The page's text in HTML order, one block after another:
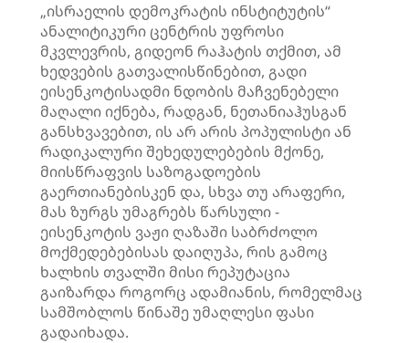
„ისრაელის დემოკრატის ინსტიტუტის“
ანალიტიკური ცენტრის უფროსი
მკვლევრის, გიდეონ რაჰატის თქმით, ამ
ხედვების გათვალისწინებით, გადი
ეისენკოტისადმი ნდობის მაჩვენებელი
მაღალი იქნება, რადგან, ნეთანიაჰუსგან
განსხვავებით, ის არ არის პოპულისტი ან
რადიკალური შეხედულებების მქონე,
მიისწრაფვის საზოგადოების
გაერთიანებისკენ და, სხვა თუ არაფერი,
მას ზურგს უმაგრებს წარსული -
ეისენკოტის ვაჟი ღაზაში საბრძოლო
მოქმედებებისას დაიღუპა, რის გამოც
ხალხის თვალში მისი რეპუტაცია
გაიზარდა როგორც ადამიანის, რომელმაც
სამშობლოს წინაშე უმაღლესი ფასი
გადაიხადა.